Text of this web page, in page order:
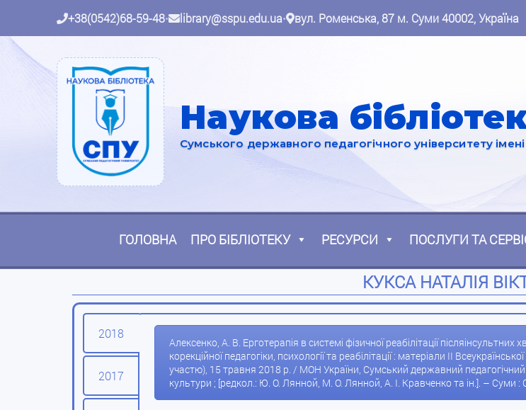
+38(0542)68-59-48• library@sspu.edu.ua• вул. Роменська, 87 м. Суми 40002, Україна
Наукова
Сумського державного педагогічного університету
ГОЛОВНА ПРО БІБЛІОТЕКУ РЕСУРСИ ПОСЛУГИ ТА
КУКСА НАТАЛІЯ
2018
2017
Алексенко, А. В. Ерготерапія в системі фізичної реабілітації
корекційної педагогіки, психології та реабілітації : матеріали II
участю), 15 травня 2018 р. / МОН України, Сумський державний
культури ; [редкол.: Ю. О. Лянной, М. О. Лянной, А. І. Кравченко та ін.]. –